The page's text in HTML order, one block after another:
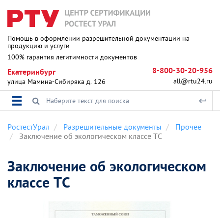
Помощь в оформлении разрешительной документации на
продукцию и услуги
100% гарантия легитимности документов
Екатеринбург
улица Мамина-Сибиряка д. 126
8-800-30-20-956
all@rtu24.ru
РостестУрал Разрешительные документы
Прочее
Заключение об экологическом классе ТС
Заключение об экологическом
классе ТС